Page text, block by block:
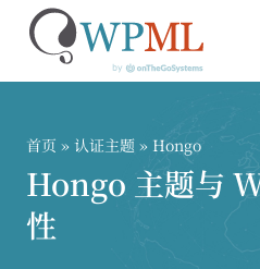
首页 » 认证主题 » Hongo
Hongo 主题与
性